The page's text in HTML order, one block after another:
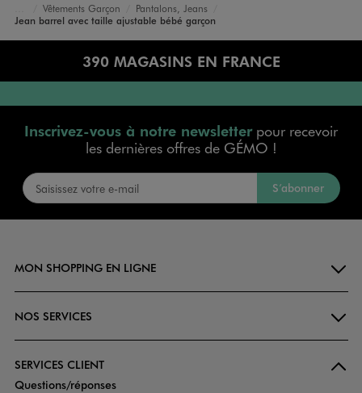
Accueil
Bébé
Vêtements Garçon
Pantalons, Jeans
Jean barrel avec taille ajustable bébé garçon
390 MAGASINS EN FRANCE
Inscrivez-vous à notre newsletterpour recevoir
les dernières offres de GÉMO !
S’abonner
MON SHOPPING EN LIGNE
NOS SERVICES
SERVICES CLIENT
Questions/réponses